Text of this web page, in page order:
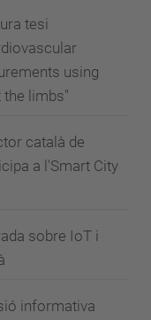
tesi
using
limbs"
català de
a l'Smart City
sobre IoT i
informativa